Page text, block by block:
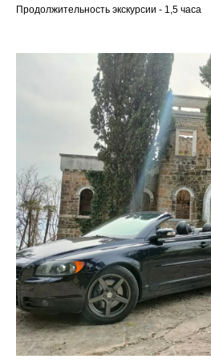
Продолжительность экскурсии - 1,5 часа